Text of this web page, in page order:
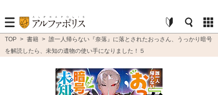
TOP > 書籍 > 誰一人帰らない『奈落』に落とされたおっさん、うっかり暗号
を解読したら、未知の遺物の使い手になりました！５